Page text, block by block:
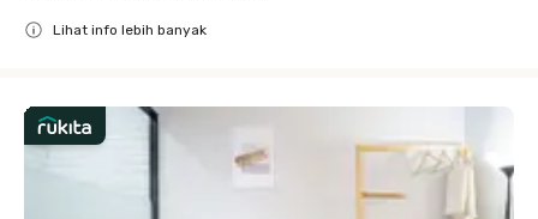
Lihat info lebih banyak